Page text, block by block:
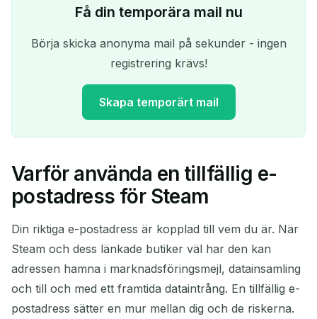
Få din temporära mail nu
Börja skicka anonyma mail på sekunder - ingen
registrering krävs!
Skapa temporärt mail
Din tillfälliga e-postadress:
Kopiera QR
Varför använda en tillfällig e-
postadress för Steam
Din riktiga e-postadress är kopplad till vem du är. När
Steam och dess länkade butiker väl har den kan
adressen hamna i marknadsföringsmejl, datainsamling
och till och med ett framtida dataintrång. En tillfällig e-
postadress sätter en mur mellan dig och de riskerna.